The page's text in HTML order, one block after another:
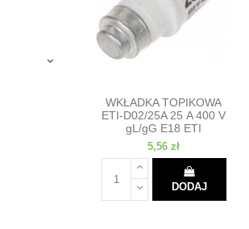
WKŁADKA TOPIKOWA
ETI-D02/25A 25 A 400 V
gL/gG E18 ETI
5,56 zł
DODAJ